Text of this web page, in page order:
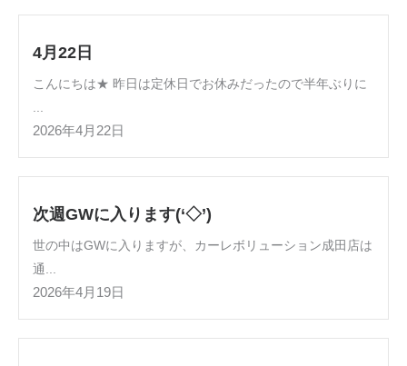
4月22日
こんにちは★ 昨日は定休日でお休みだったので半年ぶりに
2026年4月22日
次週GWに入ります(‘◇’)ゞ
世の中はGWに入りますが、カーレボリューション成田店は
通...
2026年4月19日